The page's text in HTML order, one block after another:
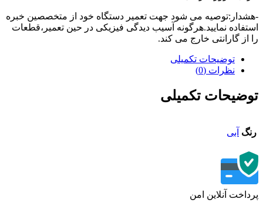
می شود جهت تعمیر دستگاه خود از متخصصین خبره
نمایید.هرگونه آسیب دیدگی فیزیکی در حین تعمیر،قطعات
گارانتی خارج می کند.
توضیحات تکمیلی
نظرات (0)
تکمیلی
آبی
آنلاین امن